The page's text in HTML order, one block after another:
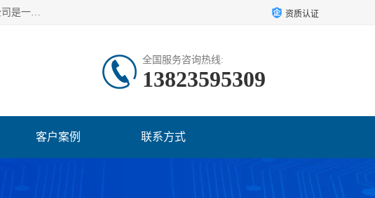
深圳市巨欣通讯技术有限公司是应用领域有：智能硬件Lora产品方案开发、智慧养老GPS定位心率血压产品开发等。本公司是一家民营高新技术企业、行业成员之一的智能硬件方案提供商，公司致力于为智能物联领域提供硬件解决方案。公司可满足不同类型客户采购需要，巨欣通讯切身体会客户对服务及时性的要求，建立了完善的售后服务系统，运用先进的互联网工具为客户提供及时、周到的服务！ 资质认证
全国服务咨询热线:
13823595309
客户案例 联系方式